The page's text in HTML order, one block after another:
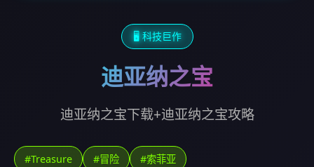
🖥️ 科技巨作
迪亚纳之宝
迪亚纳之宝下载+迪亚纳之宝攻略
#Treasure #冒险 #索菲亚